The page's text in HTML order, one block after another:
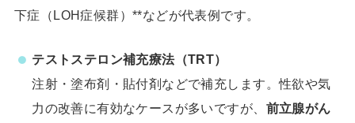
下症（LOH症候群）**などが代表例です。
テストステロン補充療法（TRT）
注射・塗布剤・貼付剤などで補充します。性欲や気
力の改善に有効なケースが多いですが、 前立腺がん